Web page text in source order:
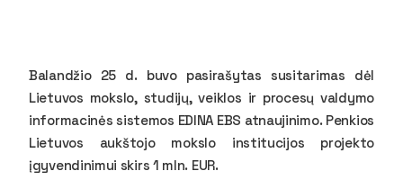
Balandžio 25 d. buvo pasirašytas susitarimas dėl
Lietuvos mokslo, studijų, veiklos ir procesų valdymo
informacinės sistemos EDINA EBS atnaujinimo. Penkios
Lietuvos aukštojo mokslo institucijos projekto
įgyvendinimui skirs 1 mln. EUR.